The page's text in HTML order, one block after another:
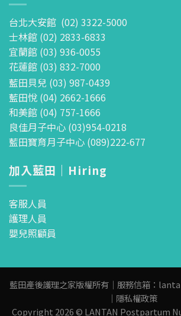
台北大安館 (02) 3322-5000
士林館 (02) 2833-6833
宜蘭館 (03) 936-0055
花蓮館 (03) 832-7000
藍田貝兒 (03) 987-0439
藍田悅 (04) 2662-1666
和美館 (04) 757-1666
良佳月子中心 (03)954-0218
藍田寶育月子中心 (089)222-677
加入藍田｜Hiring
客服人員
護理人員
嬰兒照顧員
藍田產後護理之家版權所有｜服務信箱：
｜ 隱私權政策
Copyright 2026 © LANTAN Postpartum